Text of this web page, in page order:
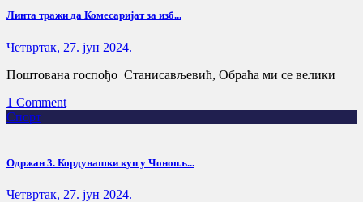
Линта тражи да Комесаријат за изб...
Четвртак, 27. јун 2024.
Поштована госпођо Станисављевић, Обраћа ми се велики
1 Comment
Спорт
Одржан 3. Кордунашки куп у Чонопљ...
Четвртак, 27. јун 2024.